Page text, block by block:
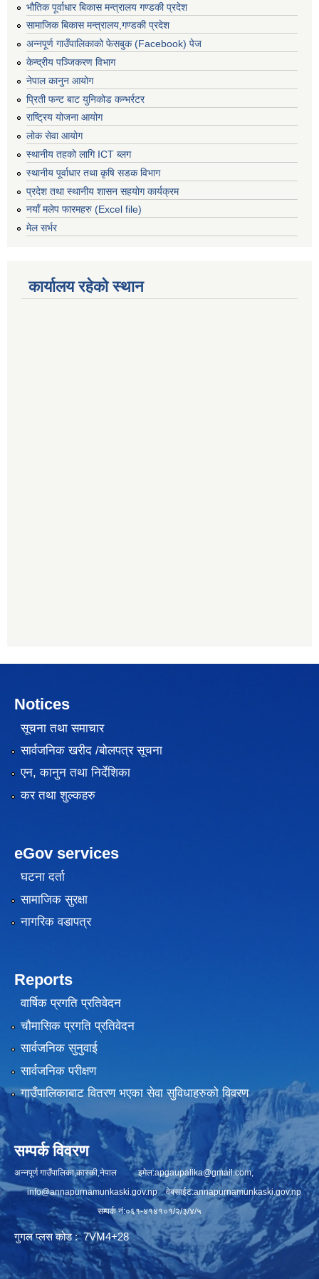
भौतिक पूर्वाधार बिकास मन्त्रालय गण्डकी प्रदेश
सामाजिक बिकास मन्त्रालय,गण्डकी प्रदेश
अन्नपूर्ण गाउँपालिकाको फेसबुक (Facebook) पेज
केन्द्रीय पञ्जिकरण विभाग
नेपाल कानुन आयोग
प्रिती फन्ट बाट युनिकोड कन्भर्रटर
राष्ट्रिय योजना आयोग
लोक सेवा आयोग
स्थानीय तहको लागि ICT ब्लग
स्थानीय पूर्वाधार तथा कृषि सडक विभाग
प्रदेश तथा स्थानीय शासन सहयोग कार्यक्रम
नयाँ मलेप फारमहरु (Excel file)
मेल सर्भर
कार्यालय रहेको स्थान
Notices
सूचना तथा समाचार
सार्वजनिक खरीद /बोलपत्र सूचना
एन, कानुन तथा निर्देशिका
कर तथा शुल्कहरु
eGov services
घटना दर्ता
सामाजिक सुरक्षा
नागरिक वडापत्र
Reports
वार्षिक प्रगति प्रतिवेदन
चौमासिक प्रगति प्रतिवेदन
सार्वजनिक सुनुवाई
सार्वजनिक परीक्षण
गाउँपालिकाबाट वितरण भएका सेवा सुविधाहरुको विवरण
सम्पर्क विवरण
अन्नपूर्ण गाउँपालिका,कास्की,नेपाल इमेल:apgaupalika@gmail.com,
info@annapurnamunkaski.gov.npवेबसाईट:annapurnamunkaski.gov.np
सम्पर्क नं:०६१-४१४१०१/२/३/४/५
गुगल प्लस कोड : 7VM4+28